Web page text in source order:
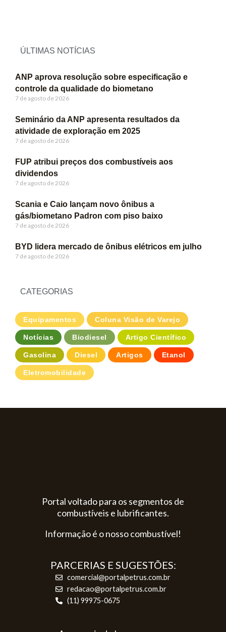
ÚLTIMAS NOTÍCIAS
ANP aprova resolução sobre especificação e
controle da qualidade do biometano
7 de agosto de 2026
Seminário da ANP apresenta resultados da
atividade de exploração em 2025
7 de agosto de 2026
FUP atribui preços dos combustíveis aos
dividendos
7 de agosto de 2026
Scania e Caio lançam novo ônibus a
gás/biometano Padron com piso baixo
7 de agosto de 2026
BYD lidera mercado de ônibus elétricos em julho
7 de agosto de 2026
CATEGORIAS
Equipamentos Coluna Visão de Varejo
Notícias Biodiesel Artigo Científico
Gasolina Diesel Artigos Etanol
Eletromobilidade
Portal voltado para os segmentos de
combustíveis e lubrificantes.
Informação é o nosso combustível!
PARCERIAS E SUGESTÕES:
comercial@portalpetrus.com.br
redacao@portalpetrus.com.br
(11) 99975-0675